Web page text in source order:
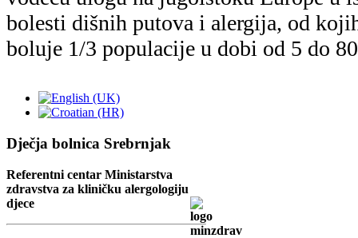
Dječja bolnica Srebrnjak
Referentni centar Ministarstva
zdravstva za kliničku alergologiju
djece